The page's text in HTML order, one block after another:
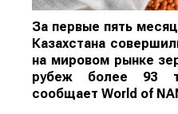
За первые пять
Казахстана
на мировом рынке
рубеж более 93
сообщает World of